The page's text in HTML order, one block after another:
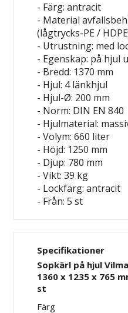
- Färg: antracit
- Material
(lågtrycks-PE /
- Utrustning: med
- Egenskap: på hjul
- Bredd: 1370 mm
- Hjul: 4 länkhjul
- Hjul-Ø: 200 mm
- Norm: DIN EN 840
- Hjulmaterial:
- Volym: 660 liter
- Höjd: 1250 mm
- Djup: 780 mm
- Vikt: 39 kg
- Lockfärg: antracit
- Från: 5 st
Specifikationer
Sopkärl på hjul
1360 x 1235 x 765
st
Färg